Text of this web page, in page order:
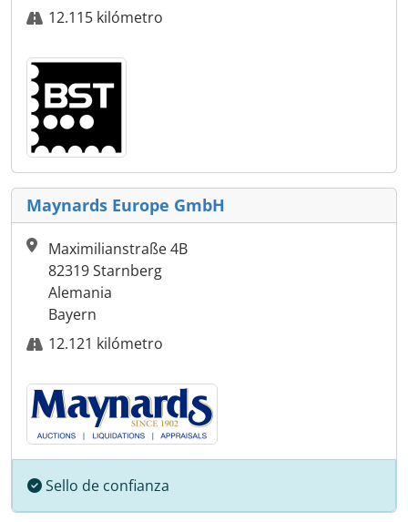
12.115 kilómetro
Maynards Europe GmbH
Maximilianstraße 4B
82319 Starnberg
Alemania
Bayern
12.121 kilómetro
Sello de confianza